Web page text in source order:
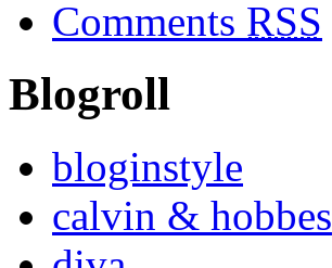
Comments RSS
Blogroll
bloginstyle
calvin & hobbes